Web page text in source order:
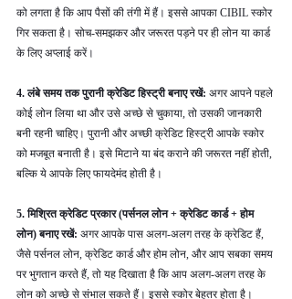
को लगता है कि आप पैसों की तंगी में हैं। इससे आपका CIBIL स्कोर
गिर सकता है। सोच-समझकर और जरूरत पड़ने पर ही लोन या कार्ड
के लिए अप्लाई करें।
4. लंबे समय तक पुरानी क्रेडिट हिस्ट्री बनाए रखें: अगर आपने पहले
कोई लोन लिया था और उसे अच्छे से चुकाया, तो उसकी जानकारी
बनी रहनी चाहिए। पुरानी और अच्छी क्रेडिट हिस्ट्री आपके स्कोर
को मजबूत बनाती है। इसे मिटाने या बंद कराने की जरूरत नहीं होती,
बल्कि ये आपके लिए फायदेमंद होती है।
5. मिश्रित क्रेडिट प्रकार (पर्सनल लोन + क्रेडिट कार्ड + होम
लोन) बनाए रखें: अगर आपके पास अलग-अलग तरह के क्रेडिट हैं,
जैसे पर्सनल लोन, क्रेडिट कार्ड और होम लोन, और आप सबका समय
पर भुगतान करते हैं, तो यह दिखाता है कि आप अलग-अलग तरह के
लोन को अच्छे से संभाल सकते हैं। इससे स्कोर बेहतर होता है।